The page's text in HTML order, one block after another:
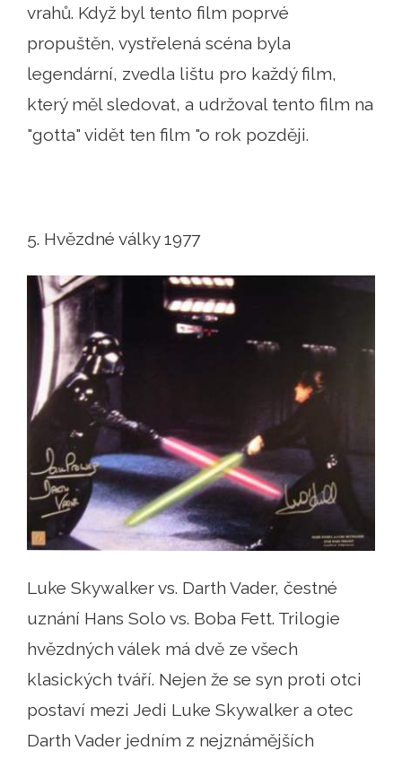
vrahů. Když byl tento film poprvé
propuštěn, vystřelená scéna byla
legendární, zvedla lištu pro každý film,
který měl sledovat, a udržoval tento film na
"gotta" vidět ten film "o rok později.
5. Hvězdné války 1977
Luke Skywalker vs. Darth Vader, čestné
uznání Hans Solo vs. Boba Fett. Trilogie
hvězdných válek má dvě ze všech
klasických tváří. Nejen že se syn proti otci
postaví mezi Jedi Luke Skywalker a otec
Darth Vader jedním z nejznámějších